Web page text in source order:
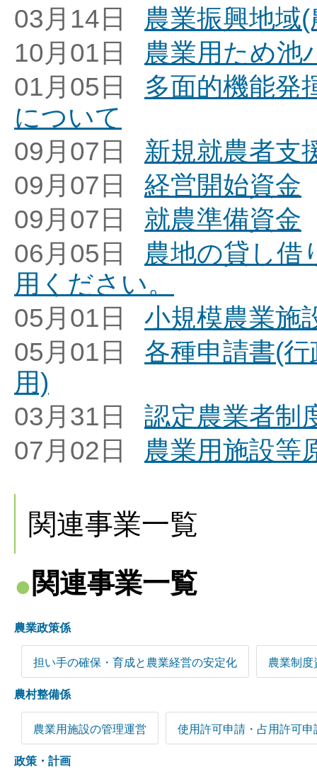
03月14日
農業振興地域
10月01日
農業用ため池
01月05日
多面的機能発
について
09月07日
新規就農者支
09月07日
経営開始資金
09月07日
就農準備資金
06月05日
農地の貸し借
用ください。
05月01日
小規模農業施
05月01日
各種申請書(
用)
03月31日
認定農業者制
07月02日
農業用施設等
関連事業一覧
関連事業一覧
農業政策係
担い手の確保・育成と農業経営の安定化 農業制度
農村整備係
農業用施設の管理運営 使用許可申請・占用許可申
政策・計画